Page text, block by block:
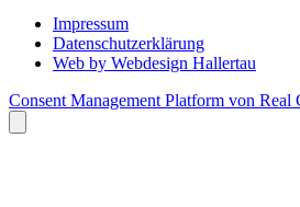
Impressum
Datenschutzerklärung
Web by Webdesign Hallertau
Consent Management Platform von Real